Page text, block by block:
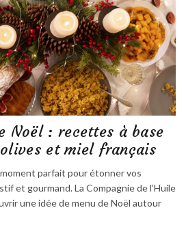
Noël : recettes à base
et miel français
parfait pour étonner vos
et gourmand. La Compagnie de l’Huile
une idée de menu de Noël autour